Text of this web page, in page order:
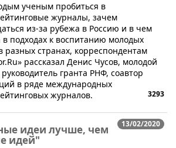
ученым пробиться в
журналы, зачем
из-за рубежа в Россию и в чем
в подходах к воспитанию молодых
разных странах, корреспондентам
рассказал Денис Чусов, молодой
гранта РНФ, соавтор
в ряде международных
журналов.
3293
13/02/2020
идеи лучше, чем
идей"